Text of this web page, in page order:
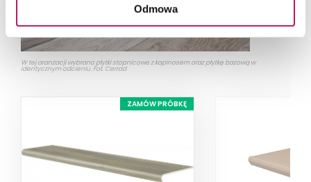
Odmowa
W tej aranżacji wybrano płytki stopnicowe z kapinosem oraz płytkę bazową w
identycznym odcieniu. Fot. Cerrad
ZAMÓW PRÓBKĘ